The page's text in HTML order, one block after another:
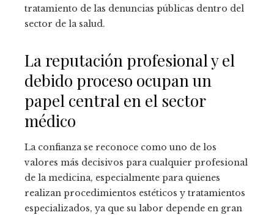
tratamiento de las denuncias públicas dentro del
sector de la salud.
La reputación profesional y el
debido proceso ocupan un
papel central en el sector
médico
La confianza se reconoce como uno de los
valores más decisivos para cualquier profesional
de la medicina, especialmente para quienes
realizan procedimientos estéticos y tratamientos
especializados, ya que su labor depende en gran